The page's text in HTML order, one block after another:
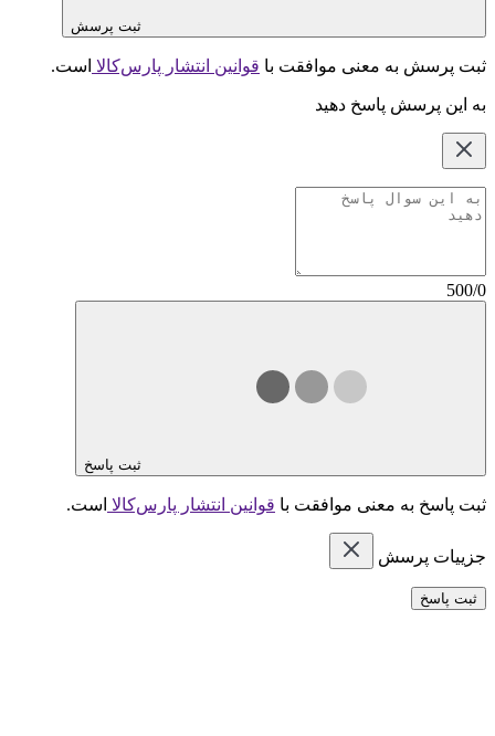
ثبت پرسش
ثبت پرسش به معنی موافقت با قوانین انتشار پارس‌کالا است.
به این پرسش پاسخ دهید
500/0
ثبت پاسخ
ثبت پاسخ به معنی موافقت با قوانین انتشار پارس‌کالا است.
جزییات پرسش
ثبت پاسخ